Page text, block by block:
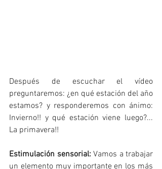
Después de escuchar el vídeo
preguntaremos: ¿en qué estación del año
estamos? y responderemos con ánimo:
Invierno!! y qué estación viene luego?...
La primavera!!
Estimulación sensorial: Vamos a trabajar
un elemento muy importante en los más